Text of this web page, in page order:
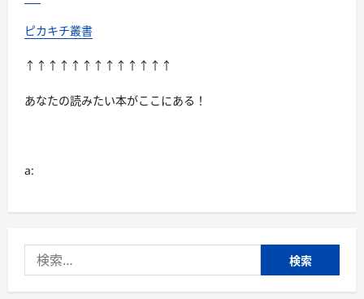
ピカキチ叢書
↑↑↑↑↑↑↑↑↑↑↑↑↑
あなたの読みたい本がここにある！
a:
索: